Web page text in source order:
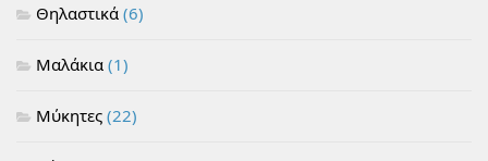
Θηλαστικά (6)
Μαλάκια (1)
Μύκητες (22)